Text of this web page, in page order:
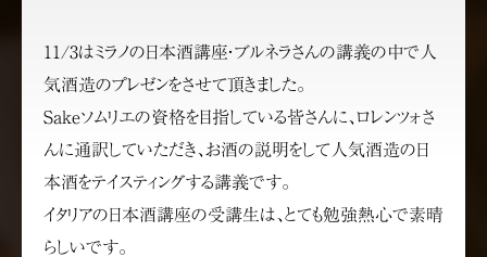
11/3はミラノの日本酒講座・ブルネラさんの講義の中で人
気酒造のプレゼンをさせて頂きました。
Sakeソムリエの資格を目指している皆さんに、ロレンツォさ
んに通訳していただき、お酒の説明をして人気酒造の日
本酒をテイスティングする講義です。
イタリアの日本酒講座の受講生は、とても勉強熱心で素晴
らしいです。